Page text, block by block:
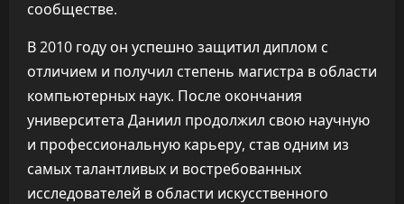
сообществе.
В 2010 году он успешно защитил диплом с
отличием и получил степень магистра в области
компьютерных наук. После окончания
университета Даниил продолжил свою научную
и профессиональную карьеру, став одним из
самых талантливых и востребованных
исследователей в области искусственного